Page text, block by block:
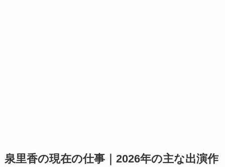
泉里香の現在の仕事｜2026年の主な出演作